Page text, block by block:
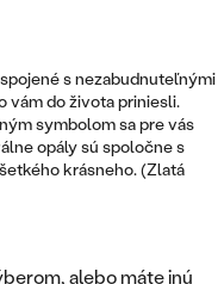
A
s nezabudnuteľnými
vám do života priniesli.
symbolom sa pre vás
opály sú spoločne s
krásneho. (Zlatá
alebo máte inú